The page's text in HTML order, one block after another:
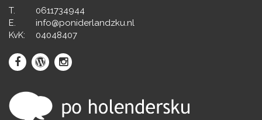
T.
0611734944
E.
info@poniderlandzku.nl
KvK:
04048407